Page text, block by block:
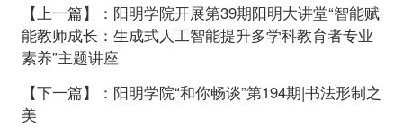
【上一篇】：阳明学院开展第39期阳明大讲堂“智能赋
能教师成长：生成式人工智能提升多学科教育者专业
素养”主题讲座
【下一篇】：阳明学院“和你畅谈”第194期|书法形制之
美